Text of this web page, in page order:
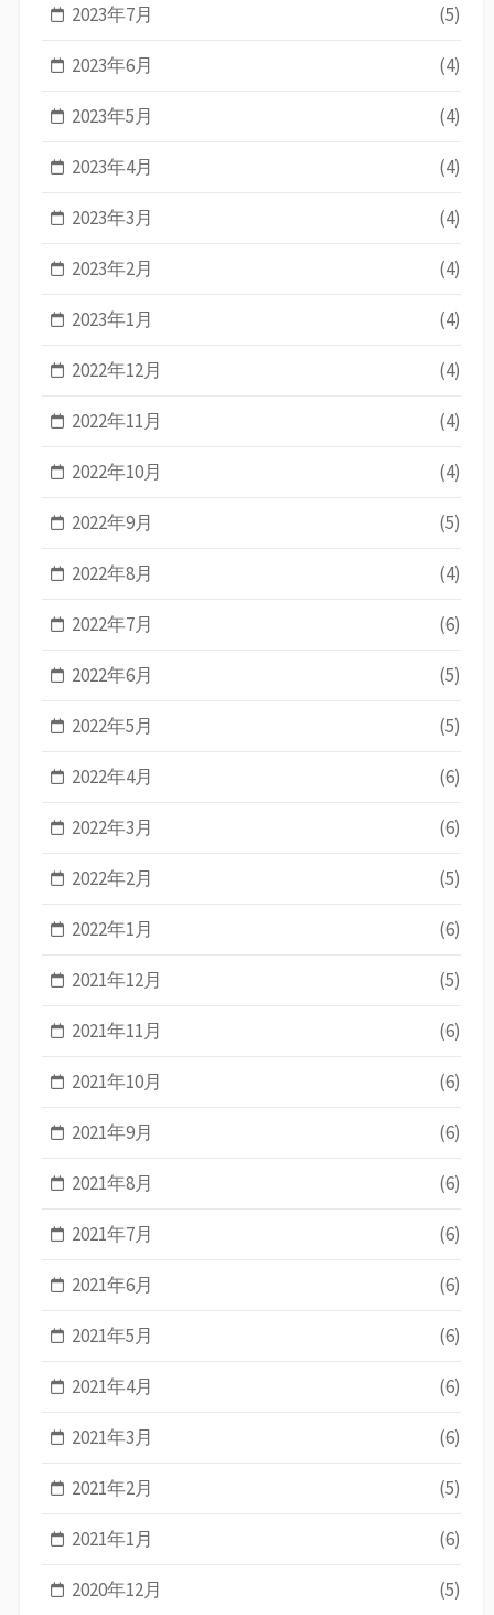
2023年7月 (5)
2023年6月 (4)
2023年5月 (4)
2023年4月 (4)
2023年3月 (4)
2023年2月 (4)
2023年1月 (4)
2022年12月 (4)
2022年11月 (4)
2022年10月 (4)
2022年9月 (5)
2022年8月 (4)
2022年7月 (6)
2022年6月 (5)
2022年5月 (5)
2022年4月 (6)
2022年3月 (6)
2022年2月 (5)
2022年1月 (6)
2021年12月 (5)
2021年11月 (6)
2021年10月 (6)
2021年9月 (6)
2021年8月 (6)
2021年7月 (6)
2021年6月 (6)
2021年5月 (6)
2021年4月 (6)
2021年3月 (6)
2021年2月 (5)
2021年1月 (6)
2020年12月 (5)